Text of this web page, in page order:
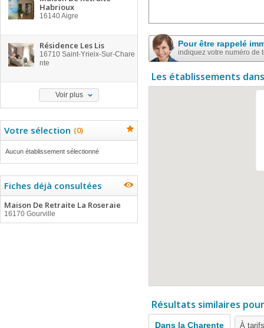
Habrioux
16140Aigre
Résidence Les Lis
16710 Saint-Yrieix-Sur-Chare
nte
Voir plus
Votre sélection (0)
Aucun établissement sélectionné
Fiches déjà consultées
Maison De Retraite La Roseraie
16170 Gourville
Pour être rappelé
indiquez votre numéro de
Les établissements
Résultats similaires
Dans la Charente À